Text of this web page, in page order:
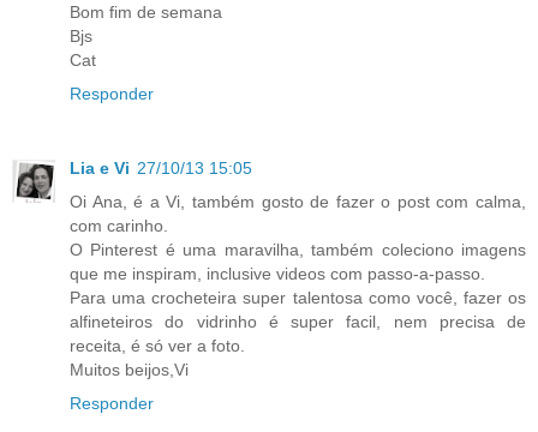
Bom fim de semana
Bjs
Cat
Responder
Lia e Vi 27/10/13 15:05
Oi Ana, é a Vi, também gosto de fazer o post com calma,
com carinho.
O Pinterest é uma maravilha, também coleciono imagens
que me inspiram, inclusive videos com passo-a-passo.
Para uma crocheteira super talentosa como você, fazer os
alfineteiros do vidrinho é super facil, nem precisa de
receita, é só ver a foto.
Muitos beijos,Vi
Responder